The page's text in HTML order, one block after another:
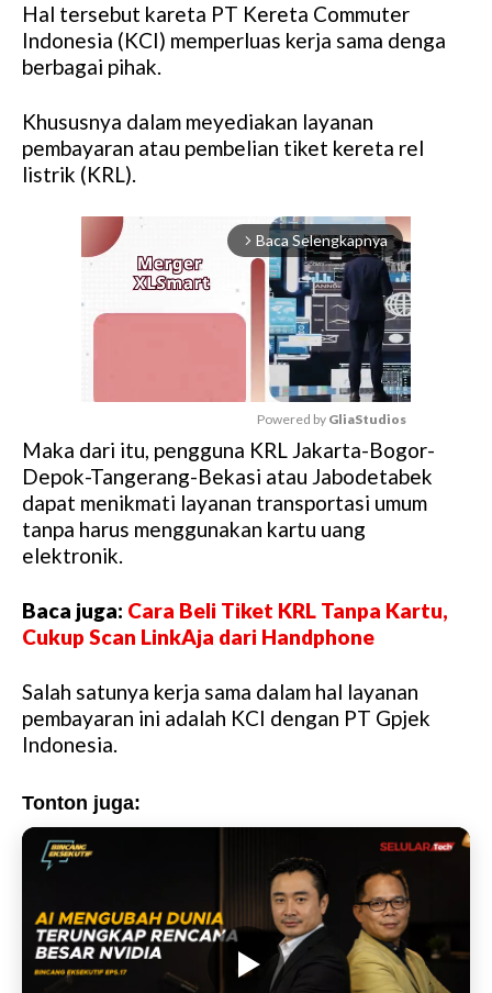
Hal tersebut kareta PT Kereta Commuter
Indonesia (KCI) memperluas kerja sama denga
berbagai pihak.
Khususnya dalam meyediakan layanan
pembayaran atau pembelian tiket kereta rel
listrik (KRL).
arrow_forward_ios Baca Selengkapnya
M
u
t
e
Powered by GliaStudios
Maka dari itu, pengguna KRL Jakarta-Bogor-
Depok-Tangerang-Bekasi atau Jabodetabek
dapat menikmati layanan transportasi umum
tanpa harus menggunakan kartu uang
elektronik.
Baca juga: Cara Beli Tiket KRL Tanpa Kartu,
Cukup Scan LinkAja dari Handphone
Salah satunya kerja sama dalam hal layanan
pembayaran ini adalah KCI dengan PT Gpjek
Indonesia.
Tonton juga: